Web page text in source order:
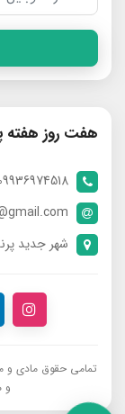
هفت روز
| 09024929213 | 09398370112
شهر جدید
تمامی حقوق مادی و
و